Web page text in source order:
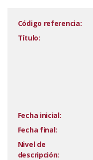
Código referencia:
Título:
Fecha inicial:
Fecha final:
Nivel de
descripción: